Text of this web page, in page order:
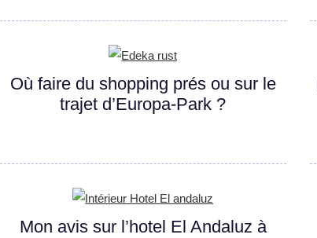
Où faire du shopping prés ou sur le
trajet d’Europa-Park ?
Mon avis sur l’hotel El Andaluz à